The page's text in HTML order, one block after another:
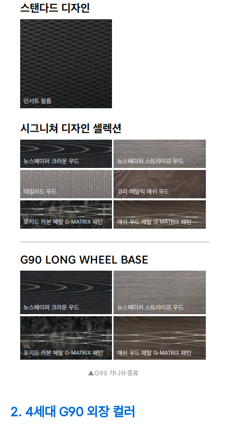
▲G90 가니쉬 종류
2. 4세대 G90 외장 컬러